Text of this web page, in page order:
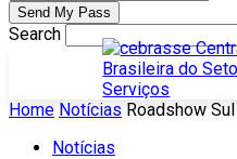
Search
Home Notícias Roadshow
Notícias